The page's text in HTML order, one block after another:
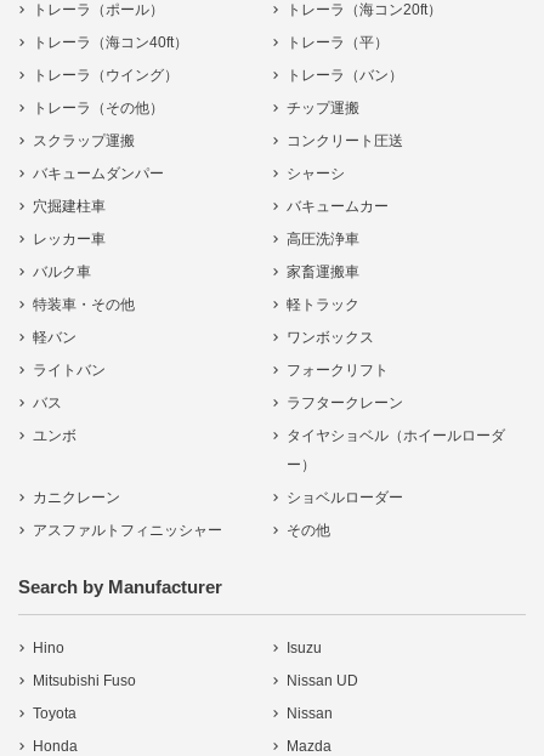
トレーラ（ポール）
トレーラ（海コン20ft）
トレーラ（海コン40ft）
トレーラ（平）
トレーラ（ウイング）
トレーラ（バン）
トレーラ（その他）
チップ運搬
スクラップ運搬
コンクリート圧送
バキュームダンパー
シャーシ
穴掘建柱車
バキュームカー
レッカー車
高圧洗浄車
バルク車
家畜運搬車
特装車・その他
軽トラック
軽バン
ワンボックス
ライトバン
フォークリフト
バス
ラフタークレーン
ユンボ
タイヤショベル（ホイールローダ
ー）
カニクレーン
ショベルローダー
アスファルトフィニッシャー
その他
Search by Manufacturer
Hino
Isuzu
Mitsubishi Fuso
Nissan UD
Toyota
Nissan
Honda
Mazda